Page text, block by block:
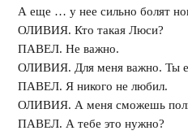
А еще … у нее сильно болят
ОЛИВИЯ. Кто такая Люси?
ПАВЕЛ. Не важно.
ОЛИВИЯ. Для меня важно. Ты
ПАВЕЛ. Я никого не любил.
ОЛИВИЯ. А меня сможешь
ПАВЕЛ. А тебе это нужно?